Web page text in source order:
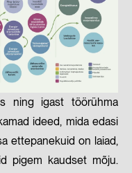
ning igast töörühma
ideed, mida edasi
ettepanekuid on laiad,
pigem kaudset mõju.